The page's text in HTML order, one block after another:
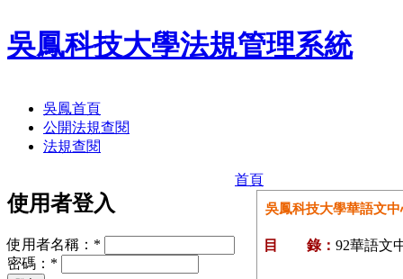
吳鳳科技大學法規管理系統
吳鳳首頁
公開法規查閱
法規查閱
使用者登入
使用者名稱： *
密碼： *
首頁
吳鳳科技大學華語文
目 錄： 92華語文